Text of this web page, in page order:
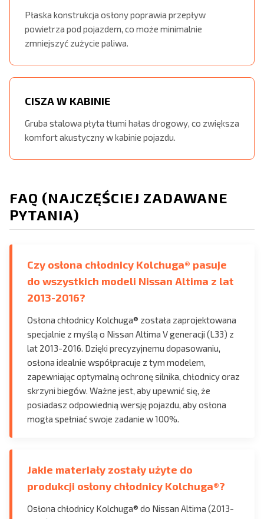
Płaska konstrukcja osłony poprawia przepływ
powietrza pod pojazdem, co może minimalnie
zmniejszyć zużycie paliwa.
CISZA W KABINIE
Gruba stalowa płyta tłumi hałas drogowy, co zwiększa
komfort akustyczny w kabinie pojazdu.
FAQ (NAJCZĘŚCIEJ ZADAWANE
PYTANIA)
Czy osłona chłodnicy Kolchuga® pasuje
do wszystkich modeli Nissan Altima z lat
2013-2016?
Osłona chłodnicy Kolchuga® została zaprojektowana
specjalnie z myślą o Nissan Altima V generacji (L33) z
lat 2013-2016. Dzięki precyzyjnemu dopasowaniu,
osłona idealnie współpracuje z tym modelem,
zapewniając optymalną ochronę silnika, chłodnicy oraz
skrzyni biegów. Ważne jest, aby upewnić się, że
posiadasz odpowiednią wersję pojazdu, aby osłona
mogła spełniać swoje zadanie w 100%.
Jakie materiały zostały użyte do
produkcji osłony chłodnicy Kolchuga®?
Osłona chłodnicy Kolchuga® do Nissan Altima (2013-